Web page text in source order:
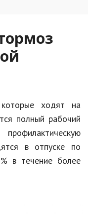
ходят на
полный рабочий
в отпуске по
в течение более